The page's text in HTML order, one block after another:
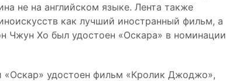
не на английском языке. Лента также
как лучший иностранный фильм, а
Чжун Хо был удостоен «Оскара» в номинации
удостоен фильм «Кролик Джоджо»,